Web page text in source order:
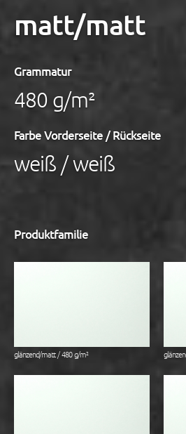
matt/matt
Grammatur
480 g/m²
Farbe Vorderseite / Rückseite
weiß / weiß
Produktfamilie
glänzend/matt / 480 g/m²